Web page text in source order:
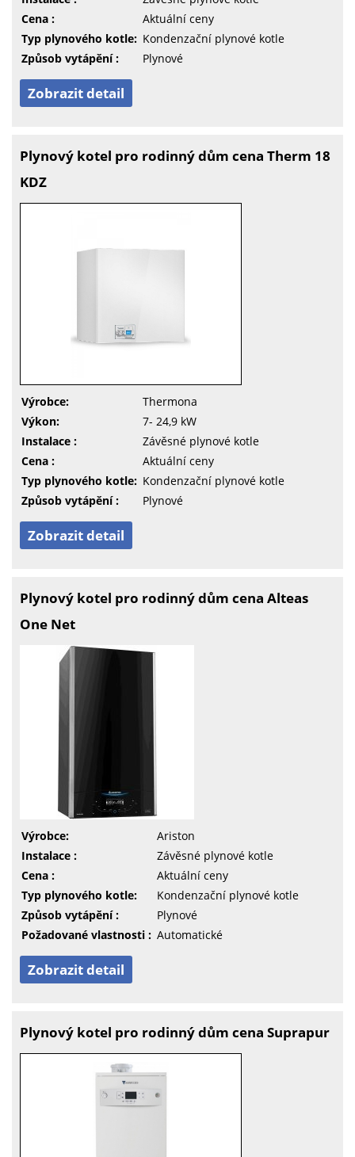
Cena :
Aktuální ceny
Typ plynového kotle: Kondenzační plynové kotle
Způsob vytápění :
Plynové
Zobrazit detail
Plynový kotel pro rodinný dům cena Therm 18
KDZ
Výrobce:
Thermona
Výkon:
7- 24,9 kW
Instalace :
Závěsné plynové kotle
Cena :
Aktuální ceny
Typ plynového kotle: Kondenzační plynové kotle
Způsob vytápění :
Plynové
Zobrazit detail
Plynový kotel pro rodinný dům cena Alteas
One Net
Výrobce:
Ariston
Instalace :
Závěsné plynové kotle
Cena :
Aktuální ceny
Typ plynového kotle:
Kondenzační plynové kotle
Způsob vytápění :
Plynové
Požadované vlastnosti : Automatické
Zobrazit detail
Plynový kotel pro rodinný dům cena Suprapur